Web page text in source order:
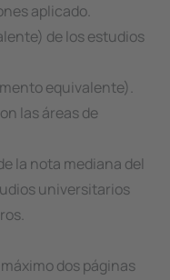
aplicado.
de los estudios
equivalente).
las áreas de
la nota mediana del
universitarios
dos páginas